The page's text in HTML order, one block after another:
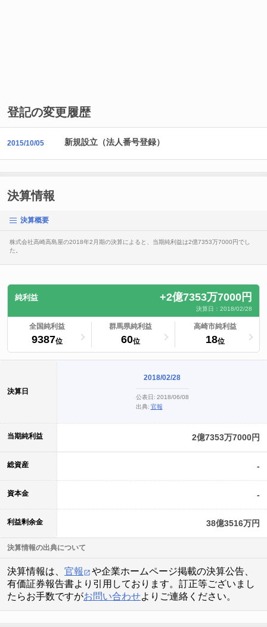
登記の変更履歴
2015/10/05 新規設立（法人番号登録）
決算情報
決算概要
株式会社高崎高島屋の2018年2月期の決算によると、当期純利益は2億7353万7000円でし
た。
純利益 +2億7353万7000円
決算日：2018/02/28
全国純利益
9387位
ランキングへ 群馬県純利益
60位
ランキングへ 高崎市純利益
18位
ランキングへ
2018/02/28
公表日: 2018/06/08
出典: 官報
2億7353万7000円
-
-
38億3516万円
決算日
当期純利益
総資産
資本金
利益剰余金
決算情報の出典について
決算情報は、 官報
や企業ホームページ掲載の決算公告、
有価証券報告書より引用しております。訂正等ございまし
たらお手数ですがお問い合わせよりご連絡ください。